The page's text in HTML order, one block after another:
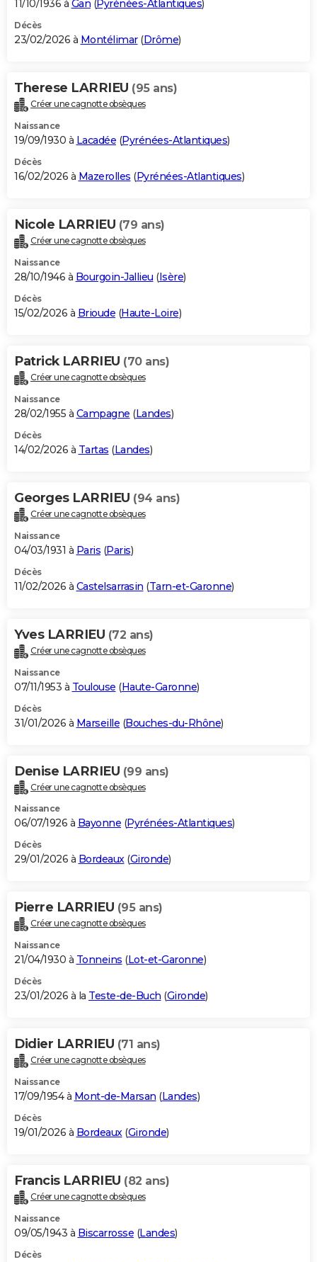
11/10/1936 à Gan (Pyrénées-Atlantiques)
Décès
23/02/2026 à Montélimar(Drôme)
Therese LARRIEU (95 ans)
Créer une cagnotte obsèques
Naissance
19/09/1930 à Lacadée (Pyrénées-Atlantiques)
Décès
16/02/2026 à Mazerolles (Pyrénées-Atlantiques)
Nicole LARRIEU (79 ans)
Créer une cagnotte obsèques
Naissance
28/10/1946 à Bourgoin-Jallieu (Isère)
Décès
15/02/2026 à Brioude (Haute-Loire)
Patrick LARRIEU (70 ans)
Créer une cagnotte obsèques
Naissance
28/02/1955 à Campagne (Landes)
Décès
14/02/2026 à Tartas (Landes)
Georges LARRIEU (94 ans)
Créer une cagnotte obsèques
Naissance
04/03/1931 à Paris (Paris)
Décès
11/02/2026 à Castelsarrasin (Tarn-et-Garonne)
Yves LARRIEU (72 ans)
Créer une cagnotte obsèques
Naissance
07/11/1953 à Toulouse (Haute-Garonne)
Décès
31/01/2026 à Marseille (Bouches-du-Rhône)
Denise LARRIEU (99 ans)
Créer une cagnotte obsèques
Naissance
06/07/1926 à Bayonne (Pyrénées-Atlantiques)
Décès
29/01/2026 à Bordeaux(Gironde)
Pierre LARRIEU (95 ans)
Créer une cagnotte obsèques
Naissance
21/04/1930 à Tonneins (Lot-et-Garonne)
Décès
23/01/2026 à la Teste-de-Buch (Gironde)
Didier LARRIEU (71 ans)
Créer une cagnotte obsèques
Naissance
17/09/1954 à Mont-de-Marsan (Landes)
Décès
19/01/2026 à Bordeaux(Gironde)
Francis LARRIEU (82 ans)
Créer une cagnotte obsèques
Naissance
09/05/1943 à Biscarrosse (Landes)
Décès